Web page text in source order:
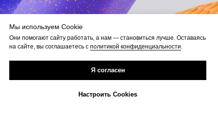
Мы используем Cookie
Они помогают сайту работать, а нам — становиться лучше. Оставаясь
на сайте, вы соглашаетесь с политикой конфиденциальности.
Я согласен
Настроить Cookies